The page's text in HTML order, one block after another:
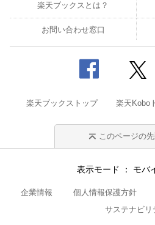
楽天ブックスとは？
お問い合わせ窓口
楽天ブックストップ 楽天Kobo
このページの
表示モード モバ
企業情報 個人情報保護方針
サステナビリ